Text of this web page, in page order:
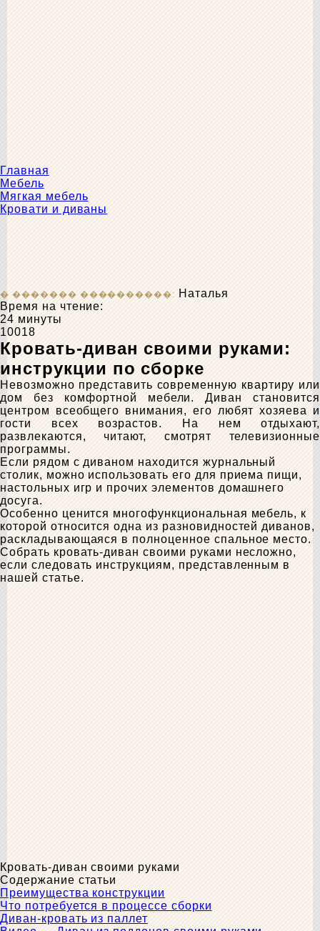
Главная
Мебель
Мягкая мебель
Кровати и диваны
Наталья
Время на чтение:
24 минуты
10018
Кровать-диван своими руками:
инструкции по сборке
Невозможно представить современную квартиру или
дом без комфортной мебели. Диван становится
центром всеобщего внимания, его любят хозяева и
гости всех возрастов. На нем отдыхают,
развлекаются, читают, смотрят телевизионные
программы.
Если рядом с диваном находится журнальный
столик, можно использовать его для приема пищи,
настольных игр и прочих элементов домашнего
досуга.
Особенно ценится многофункциональная мебель, к
которой относится одна из разновидностей диванов,
раскладывающаяся в полноценное спальное место.
Собрать кровать-диван своими руками несложно,
если следовать инструкциям, представленным в
нашей статье.
Кровать-диван своими руками
Содержание статьи
Преимущества конструкции
Что потребуется в процессе сборки
Диван-кровать из паллет